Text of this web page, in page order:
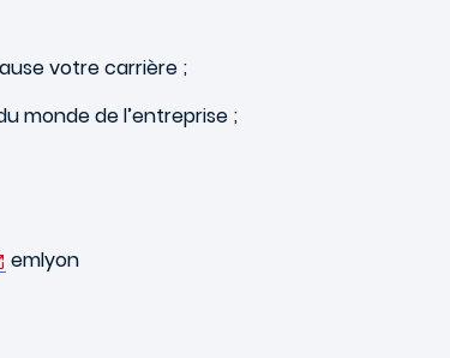
votre carrière ;
monde de l’entreprise ;
emlyon